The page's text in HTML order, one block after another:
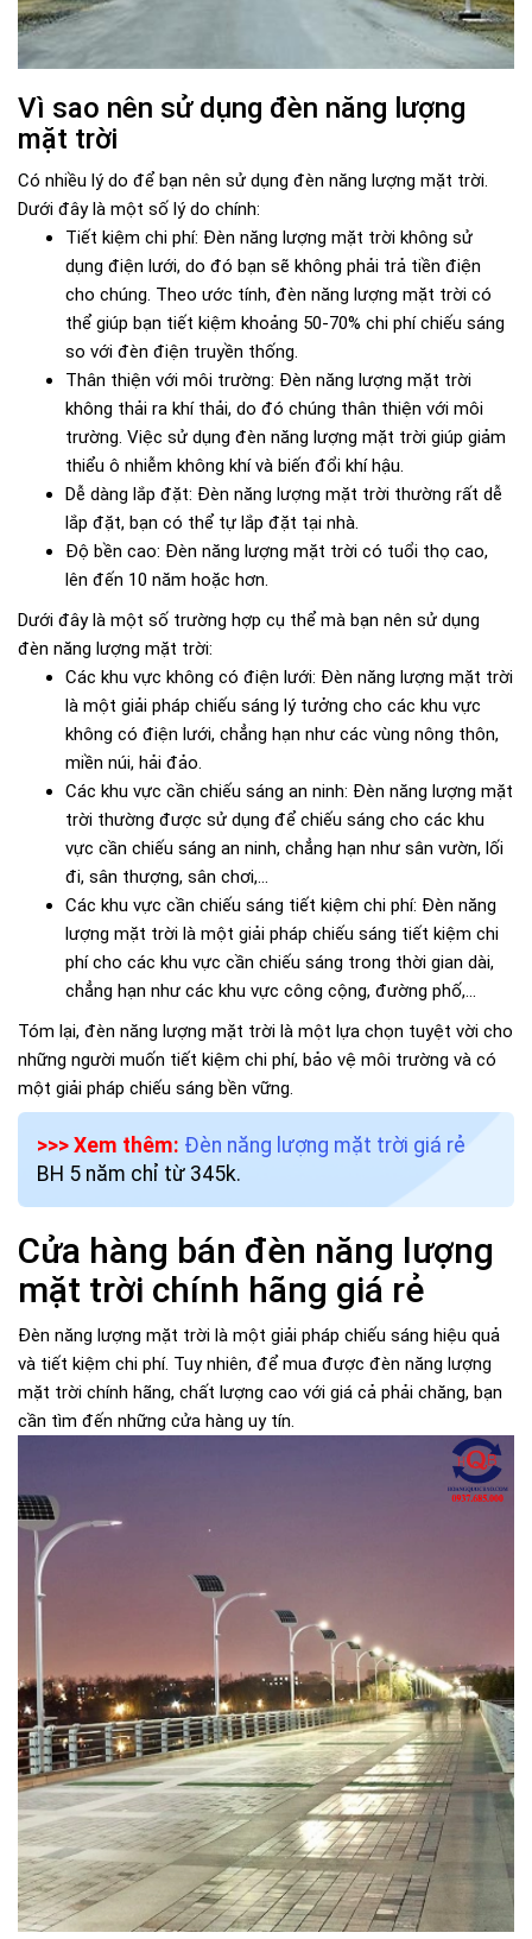
Vì sao nên sử dụng đèn năng lượng
mặt trời
Có nhiều lý do để bạn nên sử dụng đèn năng lượng mặt trời.
Dưới đây là một số lý do chính:
Tiết kiệm chi phí: Đèn năng lượng mặt trời không sử
dụng điện lưới, do đó bạn sẽ không phải trả tiền điện
cho chúng. Theo ước tính, đèn năng lượng mặt trời có
thể giúp bạn tiết kiệm khoảng 50-70% chi phí chiếu sáng
so với đèn điện truyền thống.
Thân thiện với môi trường: Đèn năng lượng mặt trời
không thải ra khí thải, do đó chúng thân thiện với môi
trường. Việc sử dụng đèn năng lượng mặt trời giúp giảm
thiểu ô nhiễm không khí và biến đổi khí hậu.
Dễ dàng lắp đặt: Đèn năng lượng mặt trời thường rất dễ
lắp đặt, bạn có thể tự lắp đặt tại nhà.
Độ bền cao: Đèn năng lượng mặt trời có tuổi thọ cao,
lên đến 10 năm hoặc hơn.
Dưới đây là một số trường hợp cụ thể mà bạn nên sử dụng
đèn năng lượng mặt trời:
Các khu vực không có điện lưới: Đèn năng lượng mặt trời
là một giải pháp chiếu sáng lý tưởng cho các khu vực
không có điện lưới, chẳng hạn như các vùng nông thôn,
miền núi, hải đảo.
Các khu vực cần chiếu sáng an ninh: Đèn năng lượng mặt
trời thường được sử dụng để chiếu sáng cho các khu
vực cần chiếu sáng an ninh, chẳng hạn như sân vườn, lối
đi, sân thượng, sân chơi,...
Các khu vực cần chiếu sáng tiết kiệm chi phí: Đèn năng
lượng mặt trời là một giải pháp chiếu sáng tiết kiệm chi
phí cho các khu vực cần chiếu sáng trong thời gian dài,
chẳng hạn như các khu vực công cộng, đường phố,...
Tóm lại, đèn năng lượng mặt trời là một lựa chọn tuyệt vời cho
những người muốn tiết kiệm chi phí, bảo vệ môi trường và có
một giải pháp chiếu sáng bền vững.
>>> Xem thêm: Đèn năng lượng mặt trời giá rẻ
BH 5 năm chỉ từ 345k.
Cửa hàng bán đèn năng lượng
mặt trời chính hãng giá rẻ
Đèn năng lượng mặt trời là một giải pháp chiếu sáng hiệu quả
và tiết kiệm chi phí. Tuy nhiên, để mua được đèn năng lượng
mặt trời chính hãng, chất lượng cao với giá cả phải chăng, bạn
cần tìm đến những cửa hàng uy tín.